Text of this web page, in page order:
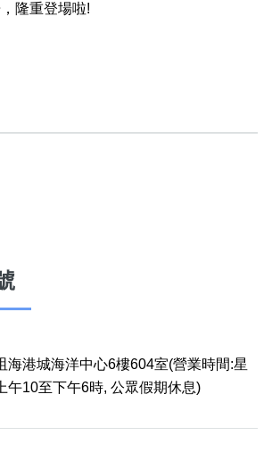
隆重登場啦!
海港城海洋中心6樓604室(營業時間:星
午10至下午6時, 公眾假期休息)